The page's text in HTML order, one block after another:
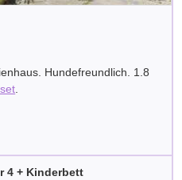
Hundefreundlich. 1.8
.
4 + Kinderbett